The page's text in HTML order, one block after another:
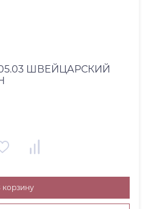
ШВЕЙЦАРСКИЙ
корзину